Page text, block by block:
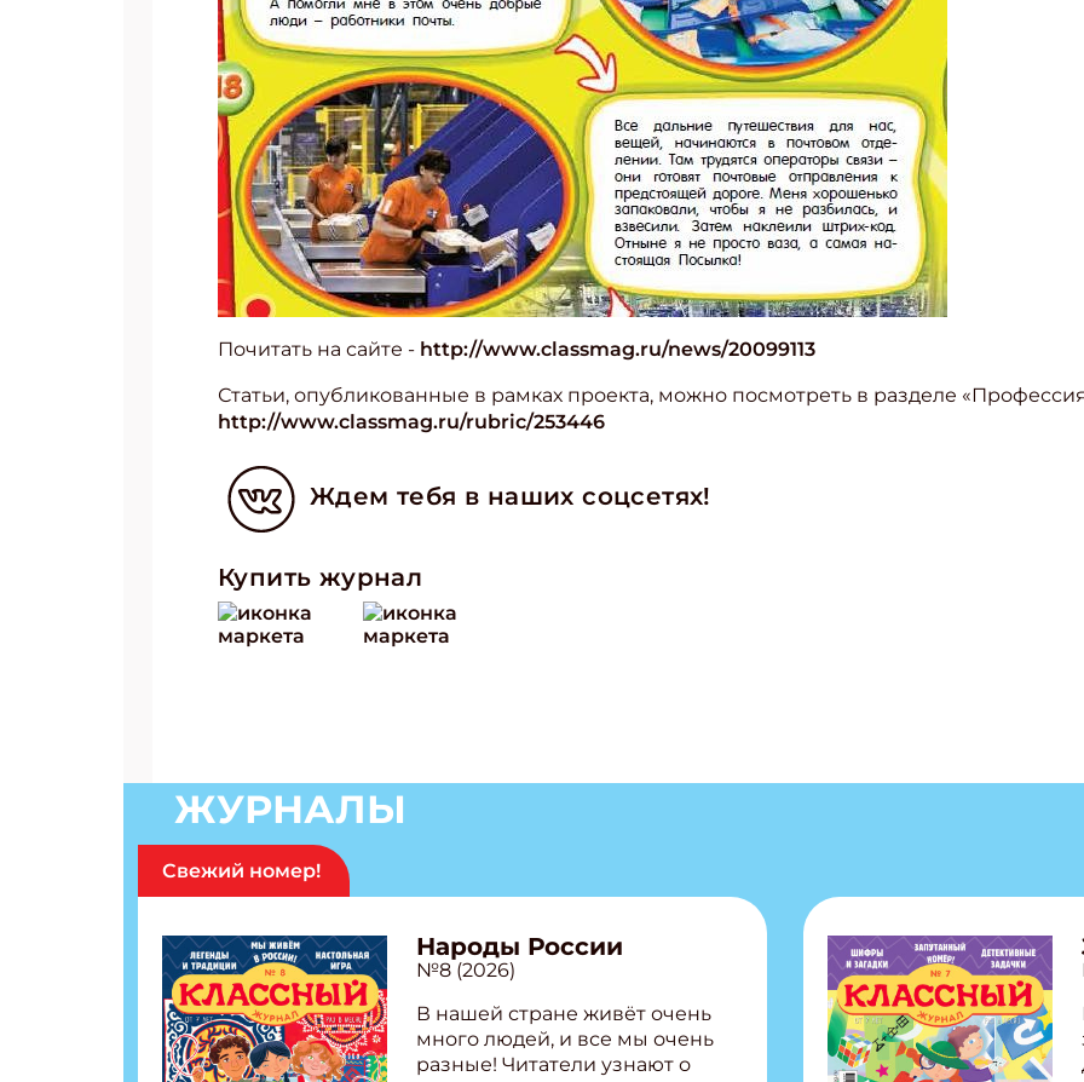
Почитать на сайте - http://www.classmag.ru/news/20099113
Статьи, опубликованные в рамках проекта, можно посмотреть в разделе
http://www.classmag.ru/rubric/253446
Ждем тебя в наших соцсетях!
Купить журнал
ЖУРНАЛЫ
Свежий номер!
Народы России
№8 (2026)
В нашей стране живёт очень
много людей, и все мы очень
разные! Читатели узнают о